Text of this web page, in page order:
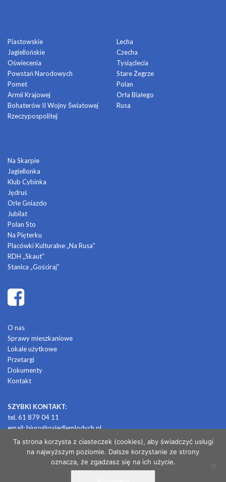
Piastowskie
Jagiellońskie
Oświecenia
Powstań Narodowych
Pomet
Armii Krajowej
Bohaterów II Wojny Światowej
Rzeczypospolitej
Lecha
Czecha
Tysiąclecia
Stare Żegrze
Polan
Orła Białego
Rusa
Na Skarpie
Jagiellonka
Klub Cybinka
Jędruś
Orle Gniazdo
Jubilat
Polan Sto
Na Pięterku
Placówki Kulturalne „Na Rusa”
RDH „Skaut”
Stanica „Gościraj”
O nas
Sprawy mieszkaniowe
Lokale użytkowe
Przetargi
Dokumenty
Kontakt
SZYBKI KONTAKT:
tel. 61 879 04 11
email:biuro@osiedlemlodych.pl
© 2026 OSIEDLE MŁODYCH
Ta strona korzysta z ciasteczek (cookies), aby świadczyć usługi
na najwyższym poziomie. Dalsze korzystanie ze strony
oznacza, że zgadzasz się na ich użycie.